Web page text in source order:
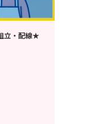
立・配線★